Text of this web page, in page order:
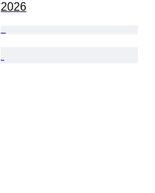
2026